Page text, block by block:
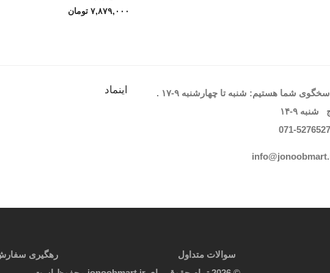
۷,۸۷۹,۰۰۰ تومان
شما هستیم: شنبه تا چهارشنبه۹-۱۷
.
شنبه۹-۱۴
071-52765
اینماد
سوالات متداول
رهگیری